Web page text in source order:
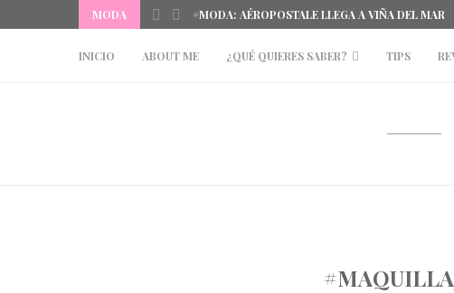
MODA #MODA: AÉROPOSTALE LLEGA A VIÑA DEL MAR
INICIO ABOUT ME ¿QUÉ QUIERES SABER? TIPS